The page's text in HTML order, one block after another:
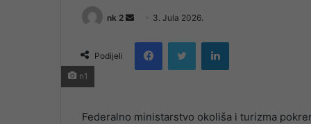
nk 2
Send
email
3. Jula 2026.
Podijeli
FacebookTwitter LinkedIn
n1
Federalno ministarstvo okoliša i turizma